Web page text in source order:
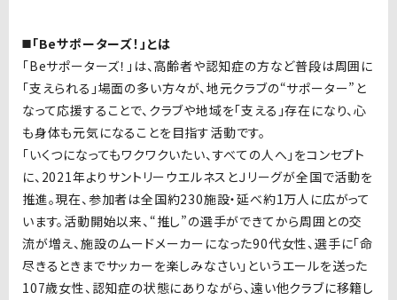
◼️「Beサポーターズ！」とは
「Beサポーターズ！」は、⾼齢者や認知症の⽅など普段は周囲に
「⽀えられる」場⾯の多い⽅々が、地元クラブの“サポーター”と
なって応援することで、クラブや地域を「⽀える」存在になり、⼼
も⾝体も元気になることを⽬指す活動です。
「いくつになってもワクワクいたい、すべての⼈へ」をコンセプト
に、2021年よりサントリーウエルネスとＪリーグが全国で活動を
推進。現在、参加者は全国約230施設・延べ約1万⼈に広がって
います。活動開始以来、“推し”の選⼿ができてから周囲との交
流が増え、施設のムードメーカーになった90代⼥性、選⼿に「命
尽きるときまでサッカーを楽しみなさい」というエールを送った
107歳⼥性、認知症の状態にありながら、遠い他クラブに移籍し